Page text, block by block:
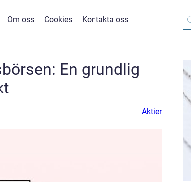
Om oss Cookies Kontakta oss
En grundlig
Aktier